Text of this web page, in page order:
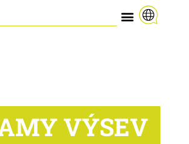
VÝSEV